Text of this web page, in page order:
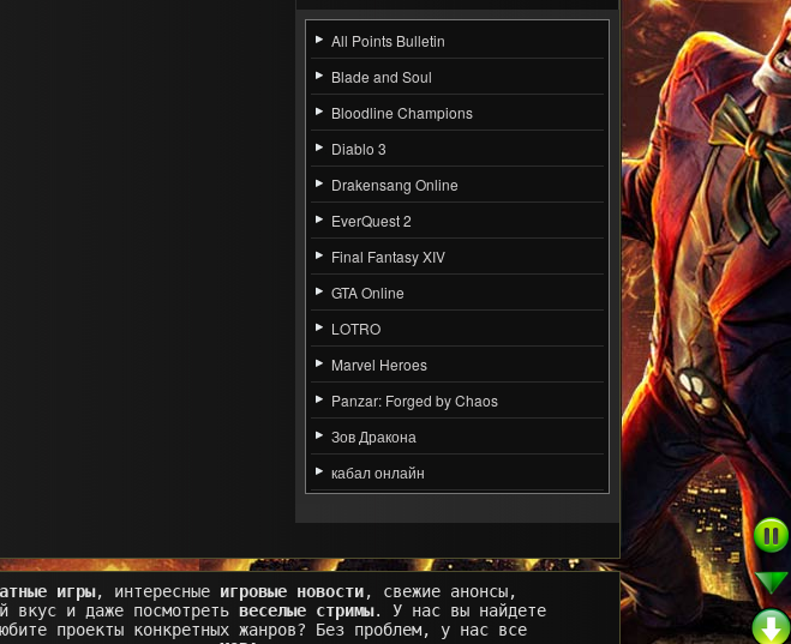
All Points Bulletin
Blade and Soul
Bloodline Champions
Diablo 3
Drakensang Online
EverQuest 2
Final Fantasy XIV
GTA Online
LOTRO
Marvel Heroes
Panzar: Forged by Chaos
Зов Дракона
кабал онлайн
игры, интересные игровые новости, свежие анонсы,
вкус и даже посмотреть веселые стримы. У нас вы найдете
проекты конкретных жанров? Без проблем, у нас все